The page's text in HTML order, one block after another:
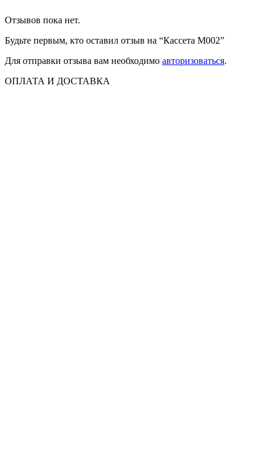
Отзывов пока нет.
Будьте первым, кто оставил отзыв на “Кассета M002”
Для отправки отзыва вам необходимо авторизоваться.
ОПЛАТА И ДОСТАВКА